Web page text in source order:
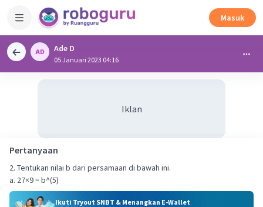
Masuk
Ade D
05 Januari 2023 04:16
Iklan
Pertanyaan
2. Tentukan nilai b dari persamaan di bawah ini.
a. 27×9 = b^(5)
Ikuti Tryout SNBT & Menangkan E-Wallet